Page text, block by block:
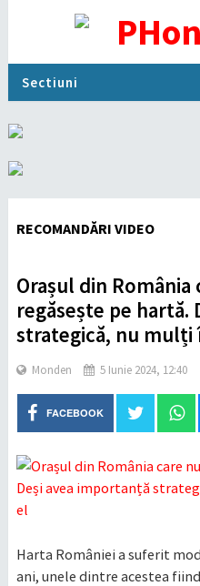
Sectiuni
RECOMANDĂRI VIDEO
Orașul din România
regăsește pe hartă.
strategică, nu mulți
Monden 5 Iunie 2024, 12:40
FACEBOOK
Harta României a suferit
ani, unele dintre acestea